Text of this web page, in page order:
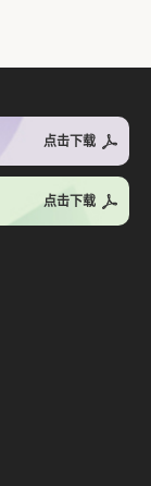
点击下载
点击下载